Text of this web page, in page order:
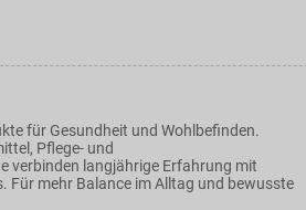
für Gesundheit und Wohlbefinden.
Pflege- und
verbinden langjährige Erfahrung mit
Für mehr Balance im Alltag und bewusste